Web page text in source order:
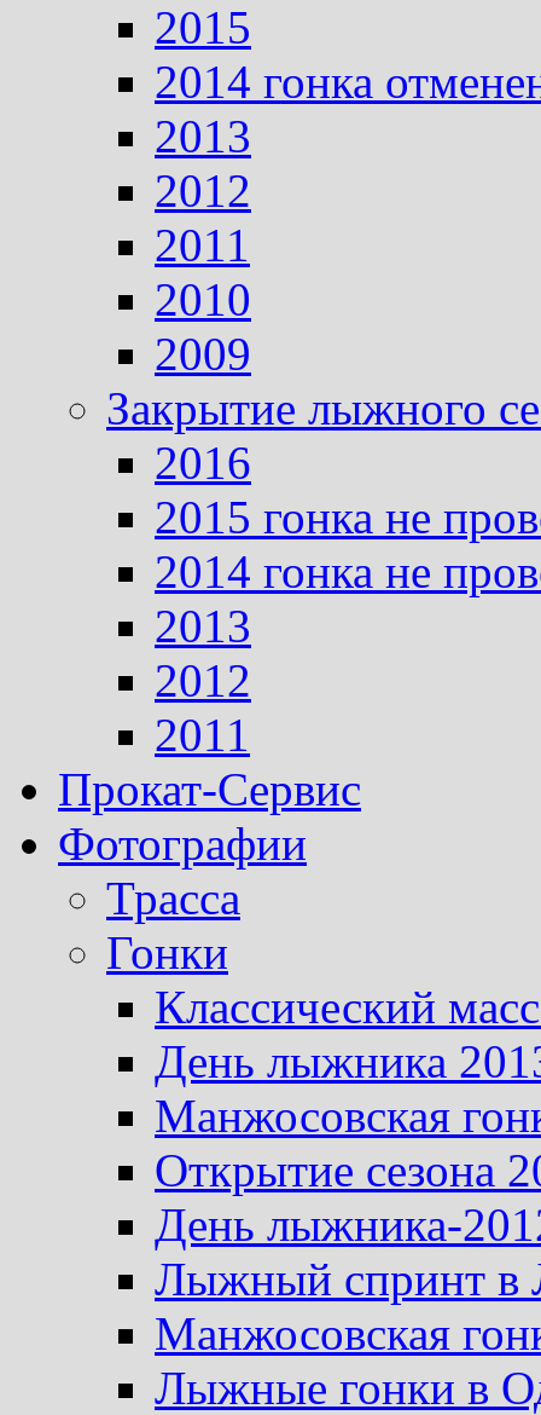
2015
2014 гонка
2013
2012
2011
2010
2009
Закрытие лыжного
2016
2015 гонка не
2014 гонка не
2013
2012
2011
Прокат-Сервис
Фотографии
Трасса
Гонки
Классический
День лыжника
Манжосовская
Открытие сезона
День лыжника-
Лыжный спринт в
Манжосовская
Лыжные гонки в